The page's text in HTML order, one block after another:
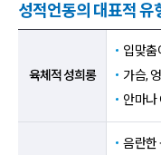
성적언동의 대표적 유
육체적 성희롱
입맞춤
가슴,
안마나
음란한